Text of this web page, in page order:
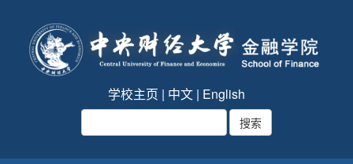
学校主页 | 中文 | English